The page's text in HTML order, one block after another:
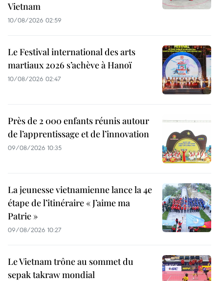
Vietnam
10/08/2026 02:59
Le Festival international des arts
martiaux 2026 s’achève à Hanoï
10/08/2026 02:47
Près de 2 000 enfants réunis autour
de l’apprentissage et de l’innovation
09/08/2026 10:35
La jeunesse vietnamienne lance la 4e
étape de l’itinéraire « J’aime ma
Patrie »
09/08/2026 10:27
Le Vietnam trône au sommet du
sepak takraw mondial